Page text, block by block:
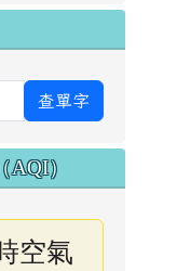
查單字
）
空氣